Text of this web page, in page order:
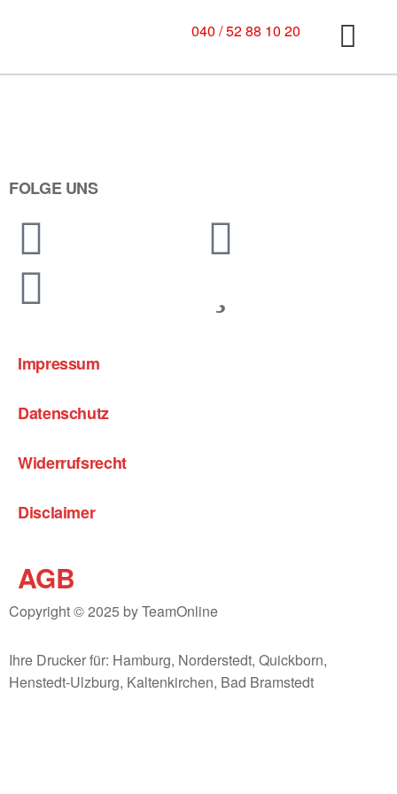
040 / 52 88 10 20
FOLGE UNS
Impressum
Datenschutz
Widerrufsrecht
Disclaimer
AGB
Copyright © 2025 by TeamOnline
Ihre Drucker für: Hamburg, Norderstedt, Quickborn,
Henstedt-Ulzburg, Kaltenkirchen, Bad Bramstedt